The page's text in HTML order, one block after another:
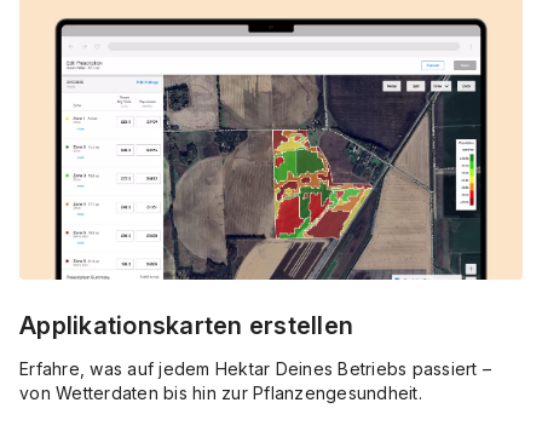
Applikationskarten erstellen
Erfahre, was auf jedem Hektar Deines Betriebs passiert –
von Wetterdaten bis hin zur Pflanzengesundheit.